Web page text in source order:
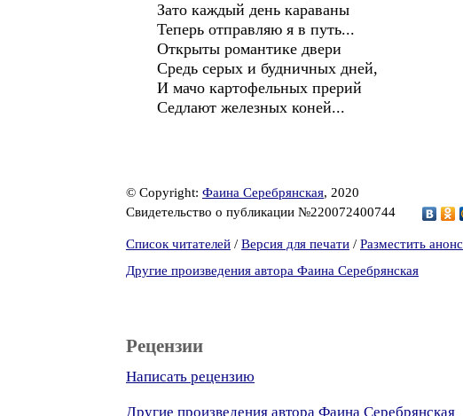
Зато каждый день караваны
Теперь отправляю я в путь...
Открыты романтике двери
Средь серых и будничных дней,
И мачо картофельных прерий
Седлают железных коней...
© Copyright: Фаина Серебрянская, 2020
Свидетельство о публикации №220072400744
Список читателей / Версия для печати / Разместить анонс
Другие произведения автора Фаина Серебрянская
Рецензии
Написать рецензию
Другие произведения автора Фаина Серебрянская